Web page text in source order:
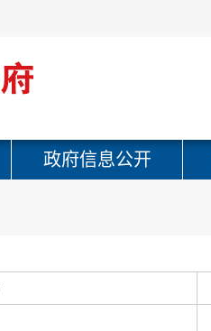
政府信息公开